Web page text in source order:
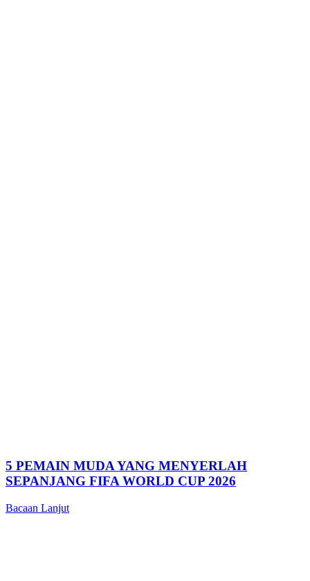
5 PEMAIN MUDA YANG MENYERLAH
SEPANJANG FIFA WORLD CUP 2026
Bacaan Lanjut